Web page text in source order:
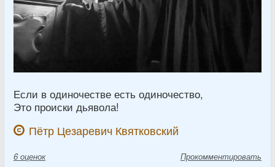
Если в одиночестве есть одиночество,
Это происки дьявола!
Пётр Цезаревич Квятковский
6 оценок Прокомментировать